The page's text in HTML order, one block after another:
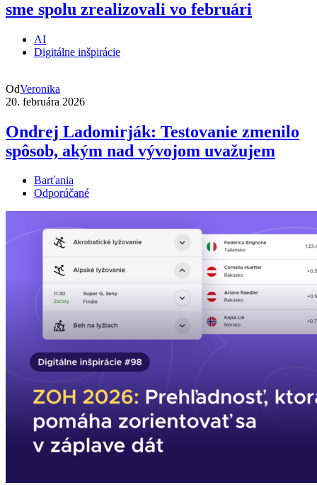
sme spolu zrealizovali vo februári
AI
Digitálne inšpirácie
OdVeronika
20. februára 2026
Ondrej Ladomirják: Testovanie zmenilo
spôsob, akým nad vývojom uvažujem
Barťania
Odporúčané